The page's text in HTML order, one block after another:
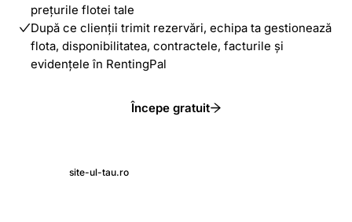
prețurile flotei tale
După ce clienții trimit rezervări, echipa ta gestionează
flota, disponibilitatea, contractele, facturile și
evidențele în RentingPal
Începe gratuit
site-ul-tau.ro